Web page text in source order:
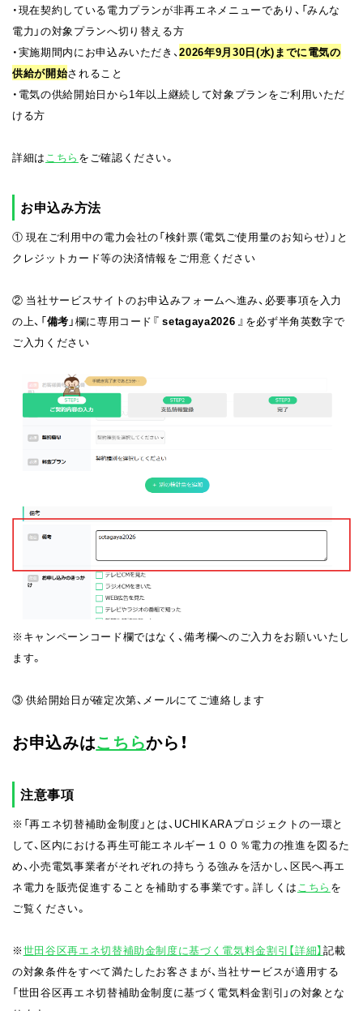
・現在契約している電力プランが非再エネメニューであり、「みんな
電力」の対象プランへ切り替える方
・実施期間内にお申込みいただき、2026年9月30日(水)までに電気の
供給が開始されること
・電気の供給開始日から1年以上継続して対象プランをご利用いただ
ける方
詳細は こちら をご確認ください。
お申込み方法
① 現在ご利用中の電力会社の「検針票（電気ご使用量のお知らせ）」と
クレジットカード等の決済情報をご用意ください
② 当社サービスサイトのお申込みフォームへ進み、必要事項を入力
の上、 「備考 」欄に専用コード『setagaya2026 』を必ず半角英数字で
ご入力ください
※キャンペーンコード欄ではなく、備考欄へのご入力をお願いいたし
ます。
③ 供給開始日が確定次第、メールにてご連絡します
お申込みはこちらから！
注意事項
※「再エネ切替補助金制度」とは、UCHIKARAプロジェクトの一環と
して、区内における再生可能エネルギー１００％電力の推進を図るた
め、小売電気事業者がそれぞれの持ちうる強みを活かし、区民へ再エ
ネ電力を販売促進することを補助する事業です。詳しくはこちら を
ご覧ください。
※世田谷区再エネ切替補助金制度に基づく電気料金割引【詳細】記載
の対象条件をすべて満たしたお客さまが、当社サービスが適用する
「世田谷区再エネ切替補助金制度に基づく電気料金割引」の対象とな